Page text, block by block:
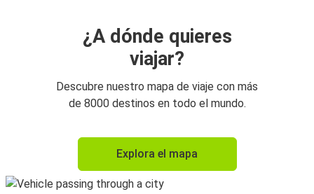
¿A dónde quieres
viajar?
Descubre nuestro mapa de viaje con más
de 8000 destinos en todo el mundo.
Explora el mapa